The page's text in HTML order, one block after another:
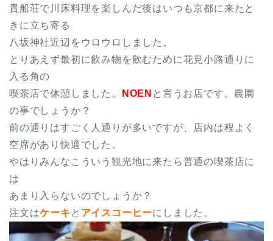
貴船荘で川床料理を楽しんだ後はいつも京都に来たと
きに立ち寄る
八坂神社近辺をウロウロしました。
とりあえず最初に飲み物を飲むために花見小路通りに
入る角の
喫茶店で休憩しました。
NOEN と言うお店です。農園
の事でしょうか？
前の通りはすごく人通りが多いですが、店内は程よく
空席があり快適でした。
やはりみんなこういう観光地に来たら普通の喫茶店に
は
あまり入らないのでしょうか？
注文はケーキ と アイスコーヒーにしました。